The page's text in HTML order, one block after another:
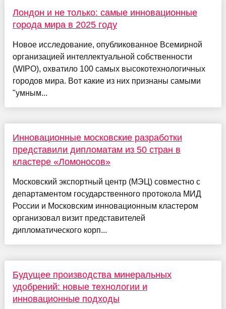
Лондон и не только: самые инновационные
города мира в 2025 году
Новое исследование, опубликованное Всемирной
организацией интеллектуальной собственности
(WIPO), охватило 100 самых высокотехнологичных
городов мира. Вот какие из них признаны самыми
"умным...
Инновационные московские разработки
представили дипломатам из 50 стран в
кластере «Ломоносов»
Московский экспортный центр (МЭЦ) совместно с
департаментом государственного протокола МИД
России и Московским инновационным кластером
организовал визит представителей
дипломатического корп...
Будущее производства минеральных
удобрений: новые технологии и
инновационные подходы